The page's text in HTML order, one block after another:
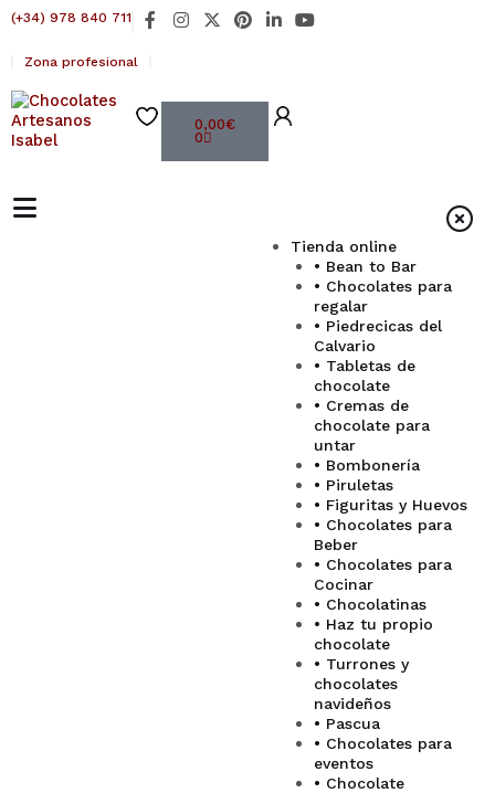
(+34) 978 840 711
F
a
o
o
I
g
m
X
t
t
e
r
P
i
r
t
L
d
i
Y
Zona profesional
0,00€
0
Carrito
Tienda online
• Bean to Bar
• Chocolates para
regalar
• Piedrecicas del
Calvario
• Tabletas de
chocolate
• Cremas de
chocolate para
untar
• Bombonería
• Piruletas
• Figuritas y Huevos
• Chocolates para
Beber
• Chocolates para
Cocinar
• Chocolatinas
• Haz tu propio
chocolate
• Turrones y
chocolates
navideños
• Pascua
• Chocolates para
eventos
• Chocolate